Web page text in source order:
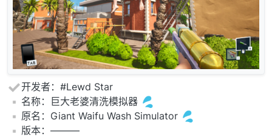
开发者：#Lewd Star
️名称：巨大老婆清洗模拟器
️原名：Giant Waifu Wash Simulator
️版本：———